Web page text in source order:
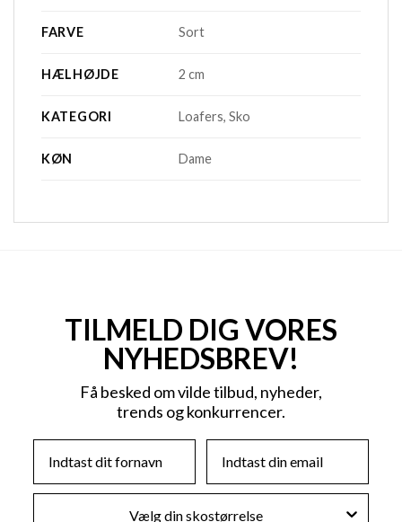
FARVE Sort
HÆLHØJDE 2 cm
KATEGORI Loafers, Sko
KØN Dame
TILMELD DIG VORES
NYHEDSBREV!
Få besked om vilde tilbud, nyheder,
trends og konkurrencer.